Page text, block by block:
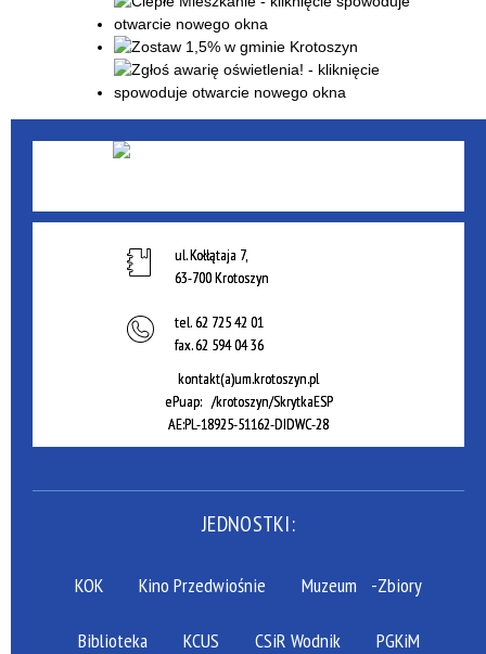
ul. Kołłątaja 7,
63-700 Krotoszyn
tel.62 725 42 01
fax.62 594 04 36
kontakt(a)um.krotoszyn.pl
ePuap: /krotoszyn/SkrytkaESP
AE:PL-18925-51162-DIDWC-28
JEDNOSTKI:
KOK Kino Przedwiośnie Muzeum -Zbiory
Biblioteka KCUS CSiR Wodnik PGKiM